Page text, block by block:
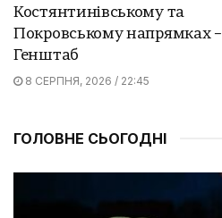
Костянтинівському та
Покровському напрямках –
Генштаб
8 СЕРПНЯ, 2026 / 22:45
ГОЛОВНЕ СЬОГОДНІ